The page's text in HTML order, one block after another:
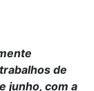
de
junho, com a